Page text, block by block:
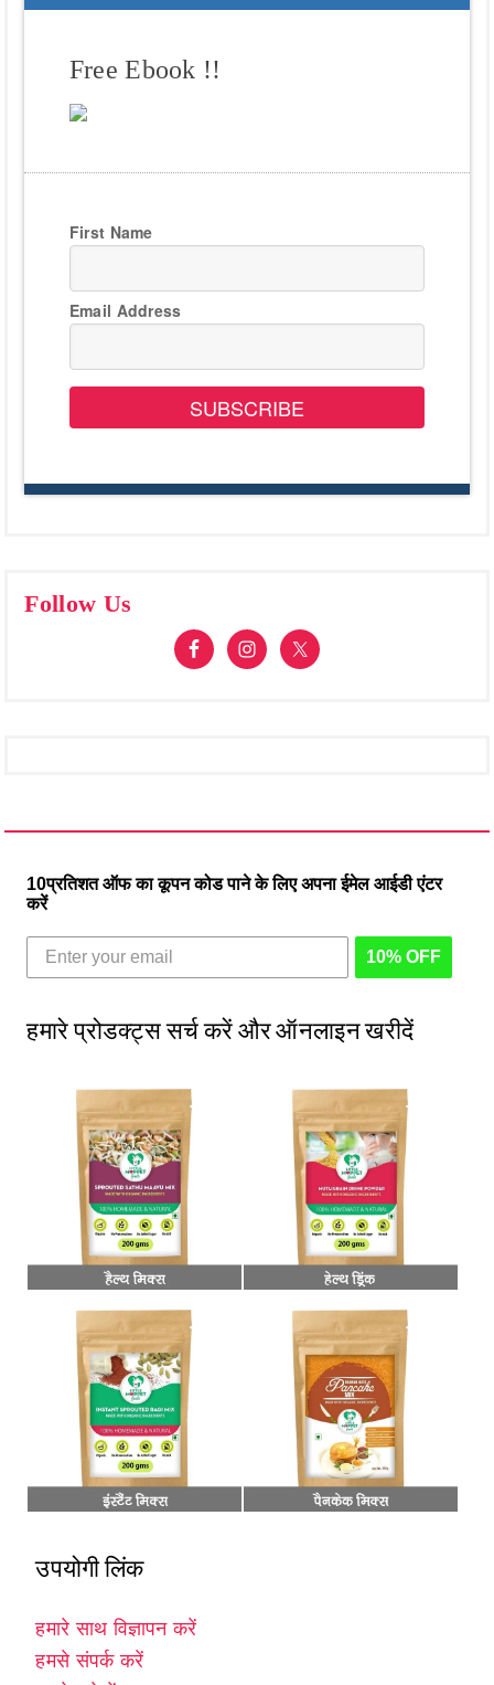
Free Ebook !!
First Name
Email Address
SUBSCRIBE
Follow Us
10प्रतिशत ऑफ का कूपन कोड पाने के लिए अपना ईमेल आईडी एंटर
करें
10% OFF
हमारे प्रोडक्ट्स सर्च करें और ऑनलाइन खरीदें
उपयोगी लिंक
हमारे साथ विज्ञापन करें
हमसे संपर्क करें